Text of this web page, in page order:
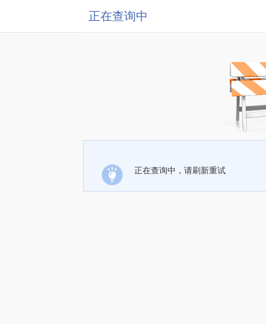
正在查询中
正在查询中，请刷新重试